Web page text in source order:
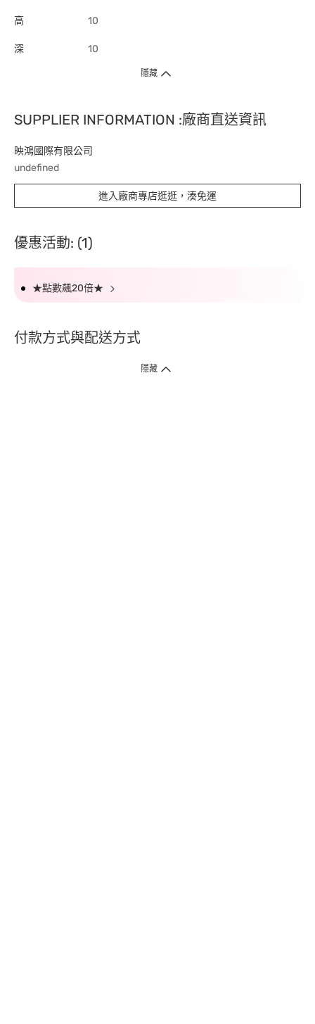
高 10
深 10
隱藏
SUPPLIER INFORMATION :廠商直送資訊
映鴻國際有限公司
undefined
進入廠商專店逛逛，湊免運
優惠活動: (1)
★點數飆20倍★
付款方式與配送方式
隱藏